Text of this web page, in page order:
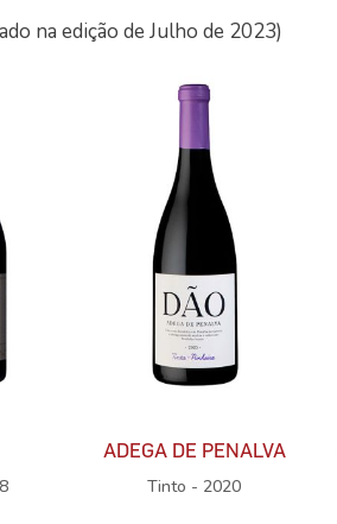
na edição de Julho de 2023)
ADEGA DE PENALVA
Tinto - 2020